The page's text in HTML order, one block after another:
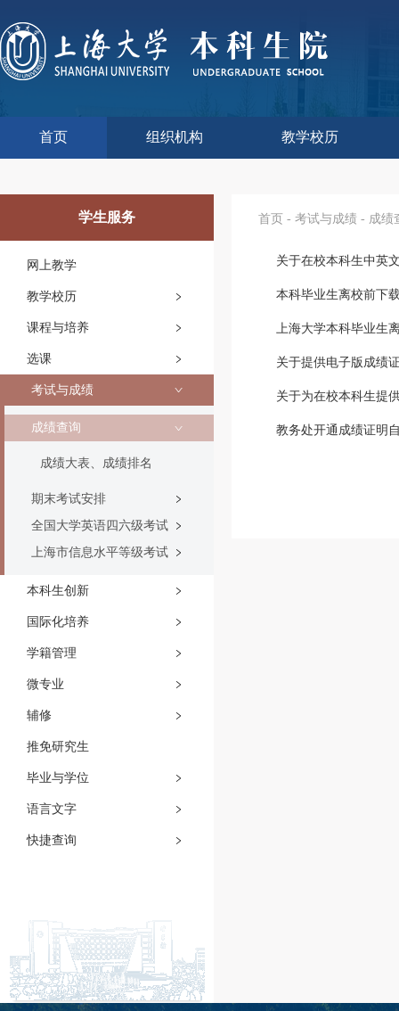
首页 组织机构 教学校历
学生服务
网上教学
教学校历
课程与培养
选课
考试与成绩
成绩查询
成绩大表、成绩排名
期末考试安排
全国大学英语四六级考试
上海市信息水平等级考试
本科生创新
国际化培养
学籍管理
微专业
辅修
推免研究生
毕业与学位
语言文字
快捷查询
首页 - 考试与成绩 - 成绩
关于在校本科生中英
本科毕业生离校前下
上海大学本科毕业生
关于提供电子版成绩
关于为在校本科生提
教务处开通成绩证明